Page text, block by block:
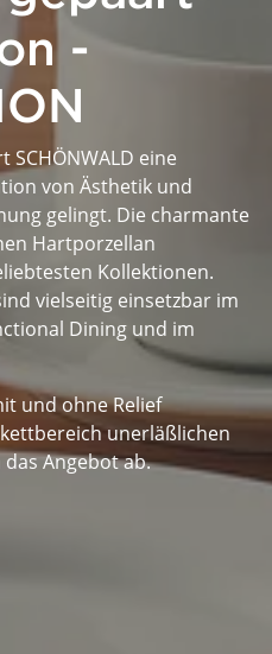
-
SCHÖNWALD eine
von Ästhetik und
gelingt. Die charmante
Hartporzellan
Kollektionen.
vielseitig einsetzbar im
Dining und im
und ohne Relief
unerläßlichen
Angebot ab.